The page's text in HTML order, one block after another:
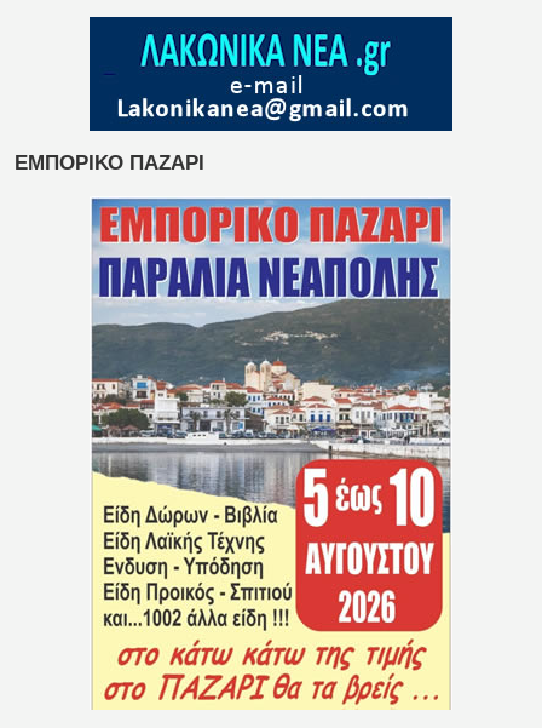
ΕΜΠΟΡΙΚΟ ΠΑΖΑΡΙ